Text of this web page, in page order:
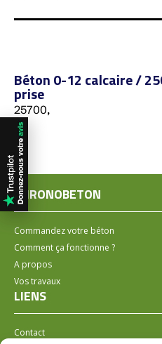
Béton 0-12 calcaire /
prise
25700,
CHRONOBETON
Commandez votre béton
Comment ça fonctionne ?
A propos
Vos travaux
LIENS
Contact